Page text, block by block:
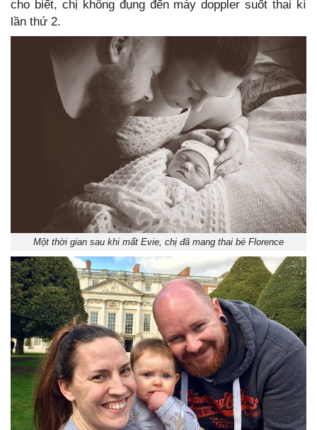
cho biết, chị không đụng đến máy doppler suốt thai kì
lần thứ 2.
Một thời gian sau khi mất Evie, chị đã mang thai bé Florence